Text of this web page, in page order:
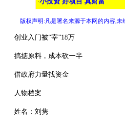
版权声明:凡是署名来源于本网的内容,未
创业入门被“宰”18万
搞掂原料，成本砍一半
借政府力量找资金
人物档案
姓名：刘隽